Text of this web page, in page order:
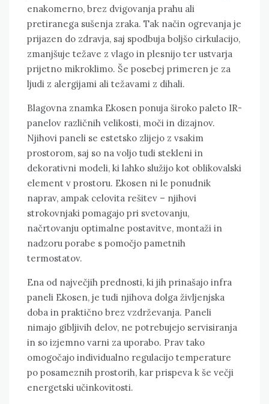
enakomerno, brez dvigovanja prahu ali
pretiranega sušenja zraka. Tak način ogrevanja je
prijazen do zdravja, saj spodbuja boljšo cirkulacijo,
zmanjšuje težave z vlago in plesnijo ter ustvarja
prijetno mikroklimo. Še posebej primeren je za
ljudi z alergijami ali težavami z dihali.
Blagovna znamka Ekosen ponuja široko paleto IR-
panelov različnih velikosti, moči in dizajnov.
Njihovi paneli se estetsko zlijejo z vsakim
prostorom, saj so na voljo tudi stekleni in
dekorativni modeli, ki lahko služijo kot oblikovalski
element v prostoru. Ekosen ni le ponudnik
naprav, ampak celovita rešitev – njihovi
strokovnjaki pomagajo pri svetovanju,
načrtovanju optimalne postavitve, montaži in
nadzoru porabe s pomočjo pametnih
termostatov.
Ena od največjih prednosti, ki jih prinašajo infra
paneli Ekosen, je tudi njihova dolga življenjska
doba in praktično brez vzdrževanja. Paneli
nimajo gibljivih delov, ne potrebujejo servisiranja
in so izjemno varni za uporabo. Prav tako
omogočajo individualno regulacijo temperature
po posameznih prostorih, kar prispeva k še večji
energetski učinkovitosti.